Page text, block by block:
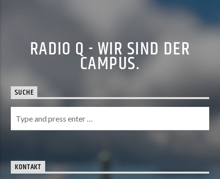
RADIO Q - WIR SIND DER
CAMPUS.
SUCHE
KONTAKT